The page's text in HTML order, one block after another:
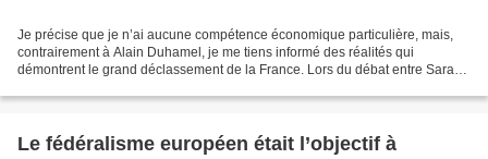
Je précise que je n’ai aucune compétence économique particulière, mais,
contrairement à Alain Duhamel, je me tiens informé des réalités qui
démontrent le grand déclassement de la France. Lors du débat entre Sarah
Le fédéralisme européen était l’objectif à